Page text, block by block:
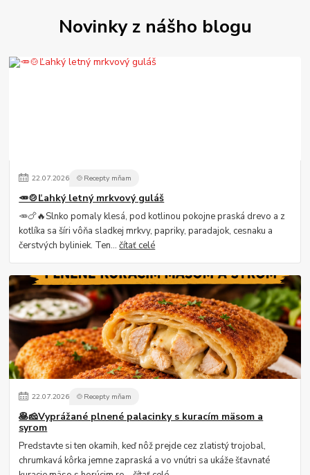
Novinky z nášho blogu
22.07.2026 🍲Recepty mňam
🥕🍲Ľahký letný mrkvový guláš
🥕🍗🔥Slnko pomaly klesá, pod kotlinou pokojne praská drevo a z
kotlíka sa šíri vôňa sladkej mrkvy, papriky, paradajok, cesnaku a
čerstvých byliniek. Ten...čítať celé
22.07.2026 🍲Recepty mňam
🥞🧀Vyprážané plnené palacinky s kuracím mäsom a
syrom
Predstavte si ten okamih, keď nôž prejde cez zlatistý trojobal,
chrumkavá kôrka jemne zapraská a vo vnútri sa ukáže šťavnaté